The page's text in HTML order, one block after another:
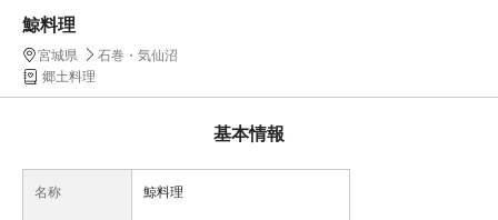
鯨料理
宮城県
石巻・気仙沼
郷土料理
基本情報
名称 鯨料理